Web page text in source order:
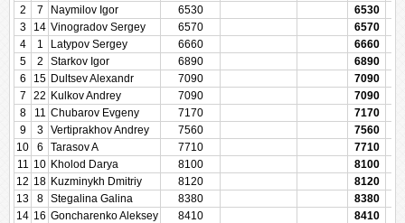
2
7 Naymilov Igor 6530
6530
3
14 Vinogradov Sergey 6570
6570
4
1 Latypov Sergey 6660
6660
5
2 Starkov Igor 6890
6890
6
15 Dultsev Alexandr 7090
7090
7
22 Kulkov Andrey 7090
7090
8
11 Chubarov Evgeny 7170
7170
9
3 Vertiprakhov Andrey 7560
7560
10
6 Tarasov A 7710
7710
11 10 Kholod Darya 8100
8100
12 18 Kuzminykh Dmitriy 8120
8120
13
8 Stegalina Galina 8380
8380
14 16 Goncharenko Aleksey 8410
8410